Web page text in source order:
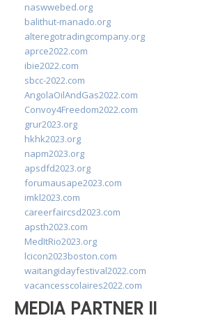
naswwebed.org
balithut-manado.org
alteregotradingcompany.org
aprce2022.com
ibie2022.com
sbcc-2022.com
AngolaOilAndGas2022.com
Convoy4Freedom2022.com
grur2023.org
hkhk2023.org
napm2023.org
apsdfd2023.org
forumausape2023.com
imkl2023.com
careerfaircsd2023.com
apsth2023.com
MedItRio2023.org
lcicon2023boston.com
waitangidayfestival2022.com
vacancesscolaires2022.com
MEDIA PARTNER II